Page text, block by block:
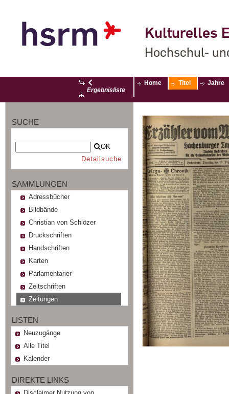
Kulturelles
Hochschul-
Ergebnisliste
Home Titel Jahre
SUCHE
OK
Detailsuche
SAMMLUNGEN
Adressbücher
Bildbände
Christian von Schlözer
Druckschriften
Handschriften
Karten
Parlamentarier
Zeitschriften
Zeitungen
LISTEN
Neuzugänge
Alle Titel
Kalender
DIREKTE LINKS
Disclaimer Nutzung von